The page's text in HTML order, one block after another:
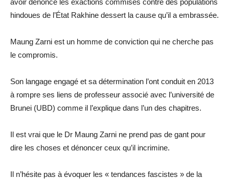
avoir dénoncé les exactions commises contre des populations
hindoues de l’État Rakhine dessert la cause qu’il a embrassée.
Maung Zarni est un homme de conviction qui ne cherche pas
le compromis.
Son langage engagé et sa détermination l’ont conduit en 2013
à rompre ses liens de professeur associé avec l’université de
Brunei (UBD) comme il l’explique dans l’un des chapitres.
Il est vrai que le Dr Maung Zarni ne prend pas de gant pour
dire les choses et dénoncer ceux qu’il incrimine.
Il n’hésite pas à évoquer les « tendances fascistes » de la